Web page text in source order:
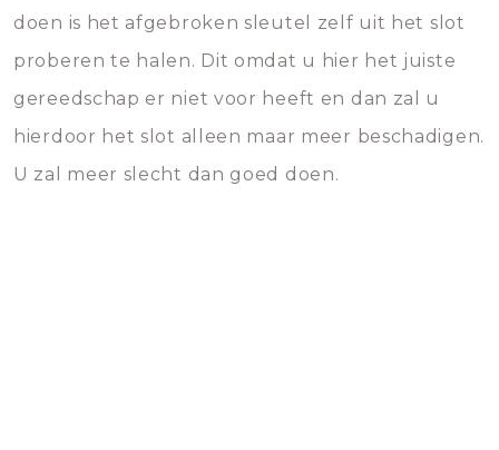
doen is het afgebroken sleutel zelf uit het slot
proberen te halen. Dit omdat u hier het juiste
gereedschap er niet voor heeft en dan zal u
hierdoor het slot alleen maar meer beschadigen.
U zal meer slecht dan goed doen.